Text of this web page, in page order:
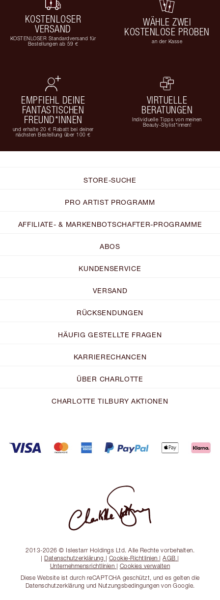
KOSTENLOSER
VERSAND
KOSTENLOSER Standardversand für
Bestellungen ab 59 €
WÄHLE ZWEI
KOSTENLOSE PROBEN
an der Kasse
EMPFIEHL DEINE
FANTASTISCHEN
FREUND*INNEN
und erhalte 20 € Rabatt bei deiner
nächsten Bestellung über 100 €
VIRTUELLE
BERATUNGEN
Individuelle Tipps von meinen
Beauty-Stylist*innen!
STORE-SUCHE
PRO ARTIST PROGRAMM
AFFILIATE- & MARKENBOTSCHAFTER-PROGRAMME
ABOS
KUNDENSERVICE
VERSAND
RÜCKSENDUNGEN
HÄUFIG GESTELLTE FRAGEN
KARRIERECHANCEN
ÜBER CHARLOTTE
CHARLOTTE TILBURY AKTIONEN
2013-2026 © Islestarr Holdings Ltd. Alle Rechte vorbehalten.
| Datenschutzerklärung | Cookie-Richtlinien |AGB |
Unternehmensrichtlinien | Cookies verwalten
Diese Website ist durch reCAPTCHA geschützt, und es gelten die
Datenschutzerklärung und Nutzungsbedingungen von Google.